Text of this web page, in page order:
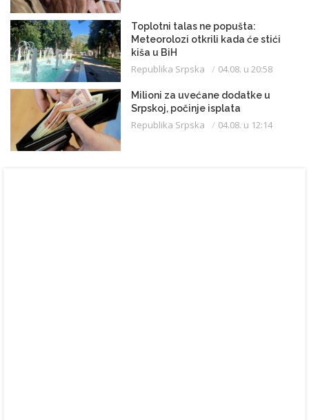
Toplotni talas ne popušta:
Meteorolozi otkrili kada će stići
kiša u BiH
Republika Srpska 04.08. u 20:58
Milioni za uvećane dodatke u
Srpskoj, počinje isplata
Republika Srpska 04.08. u 12:14